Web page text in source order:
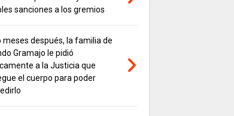
sanciones a los gremios
meses después, la familia de
Gramajo le pidió
a la Justicia que
el cuerpo para poder